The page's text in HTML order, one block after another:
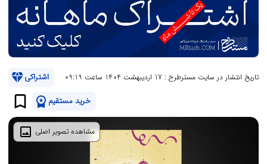
تاریخ انتشار در سایت مسترطرح : 17 اردیبهشت 1404 ساعت 09:19 اشتراکیdiamond
خرید مستقیم workspace_premium
bookmark_border
مشاهده تصویر اصلی image